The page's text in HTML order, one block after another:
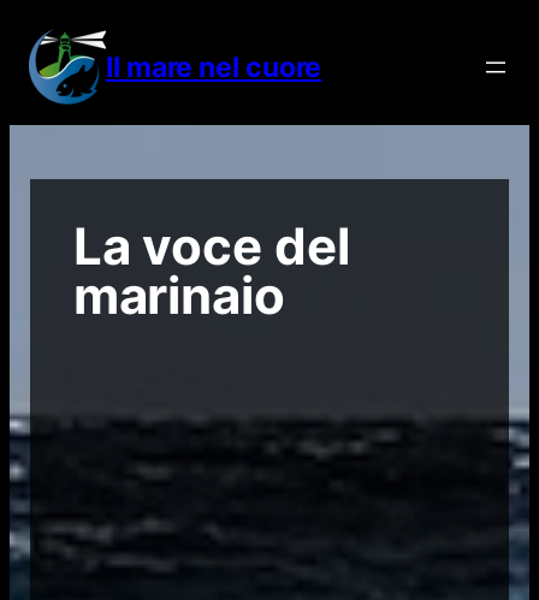
contenuto
Il mare nel cuore
La voce del
marinaio